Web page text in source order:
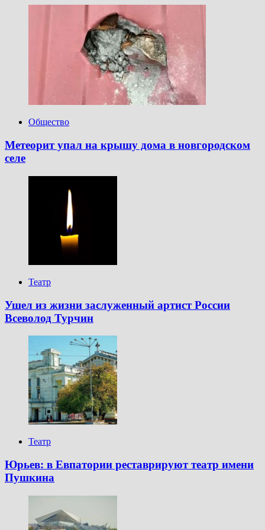
Общество
Метеорит упал на крышу дома в новгородском
селе
Театр
Ушел из жизни заслуженный артист России
Всеволод Турчин
Театр
Юрьев: в Евпатории реставрируют театр имени
Пушкина